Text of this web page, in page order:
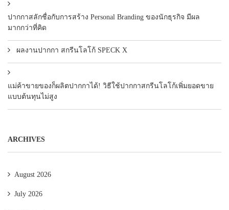
ปากกาสลักชื่อกับการสร้าง Personal Branding ของนักธุรกิจ มีผล
มากกว่าที่คิด
ผลงานปากกา สกรีนโลโก้ SPECK X
แม่ค้าขายของก็ผลิตปากกาได้! วิธีใช้ปากกาสกรีนโลโก้เพิ่มยอดขาย
แบบต้นทุนไม่สูง
ARCHIVES
August 2026
July 2026